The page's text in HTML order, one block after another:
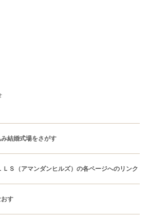
結婚式場をさがす
ＬＳ（アマンダンヒルズ）の各ページへのリンク
す